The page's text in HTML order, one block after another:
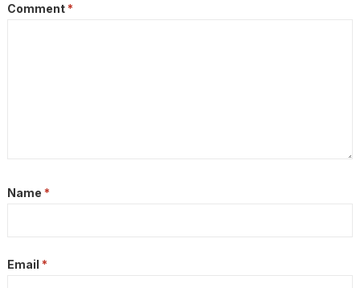
Comment *
Name *
Email *